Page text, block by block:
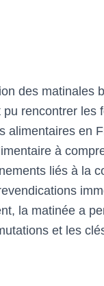
des matinales
pu rencontrer
alimentaires en
à
liés à la
la matinée a
et les